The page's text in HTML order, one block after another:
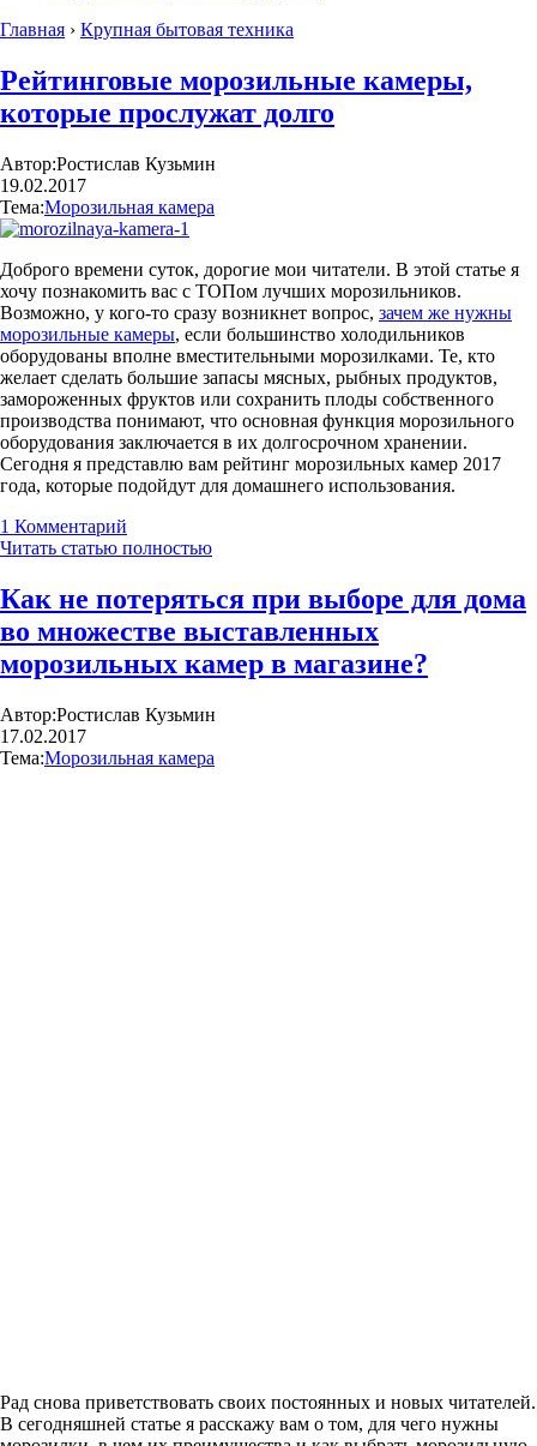
Главная › Крупная бытовая техника
Рейтинговые морозильные камеры,
которые прослужат долго
Автор:Ростислав Кузьмин
19.02.2017
Тема:Морозильная камера
Доброго времени суток, дорогие мои читатели. В этой статье я
хочу познакомить вас с ТОПом лучших морозильников.
Возможно, у кого-то сразу возникнет вопрос, зачем же нужны
морозильные камеры, если большинство холодильников
оборудованы вполне вместительными морозилками. Те, кто
желает сделать большие запасы мясных, рыбных продуктов,
замороженных фруктов или сохранить плоды собственного
производства понимают, что основная функция морозильного
оборудования заключается в их долгосрочном хранении.
Сегодня я представлю вам рейтинг морозильных камер 2017
года, которые подойдут для домашнего использования.
1 Комментарий
Читать статью полностью
Как не потеряться при выборе для дома
во множестве выставленных
морозильных камер в магазине?
Автор:Ростислав Кузьмин
17.02.2017
Тема:Морозильная камера
Рад снова приветствовать своих постоянных и новых читателей.
В сегодняшней статье я расскажу вам о том, для чего нужны